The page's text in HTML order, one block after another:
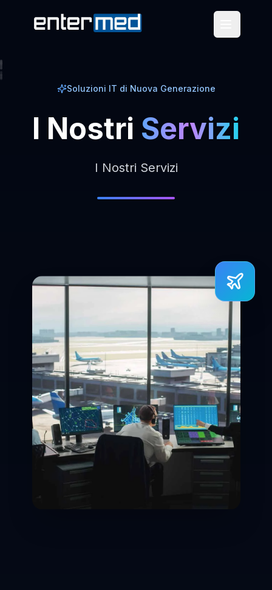
Soluzioni IT di Nuova Generazione
I Nostri Servizi
I Nostri Servizi